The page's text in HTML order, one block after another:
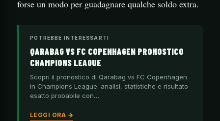
forse un modo per guadagnare qualche soldo extra.
POTREBBE INTERESSARTI
QARABAG VS FC COPENHAGEN PRONOSTICO
CHAMPIONS LEAGUE
Scopri il pronostico di Qarabag vs FC Copenhagen
in Champions League: analisi, statistiche e risultato
esatto probabile con…
LEGGI ORA →